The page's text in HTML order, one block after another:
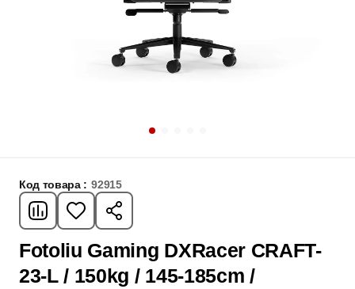
Код товара : 92915
Fotoliu Gaming DXRacer CRAFT-
23-L / 150kg / 145-185cm /